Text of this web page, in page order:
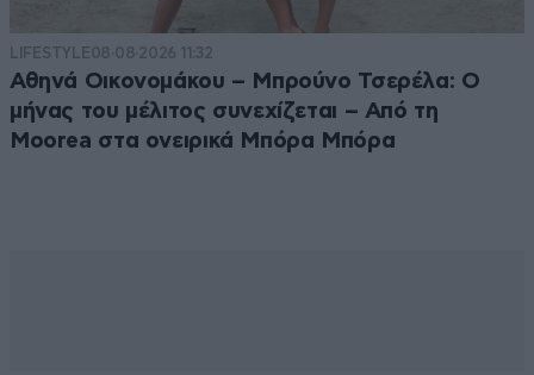
LIFESTYLE08·08·2026 11:32
Αθηνά Οικονομάκου – Μπρούνο Τσερέλα: Ο
μήνας του μέλιτος συνεχίζεται – Από τη
Moorea στα ονειρικά Μπόρα Μπόρα